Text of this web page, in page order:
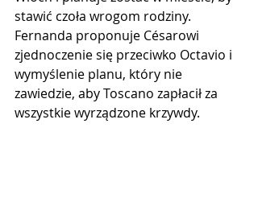
stawić czoła wrogom rodziny.
Fernanda proponuje Césarowi
zjednoczenie się przeciwko Octavio i
wymyślenie planu, który nie
zawiedzie, aby Toscano zapłacił za
wszystkie wyrządzone krzywdy.